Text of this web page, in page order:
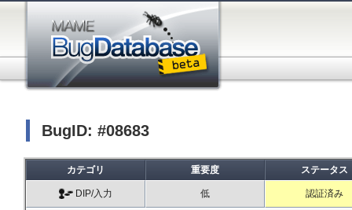
BugID: #08683
カテゴリ 重要度 ステータス
DIP/入力 低 認証済み